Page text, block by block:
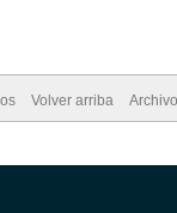
Volver arriba